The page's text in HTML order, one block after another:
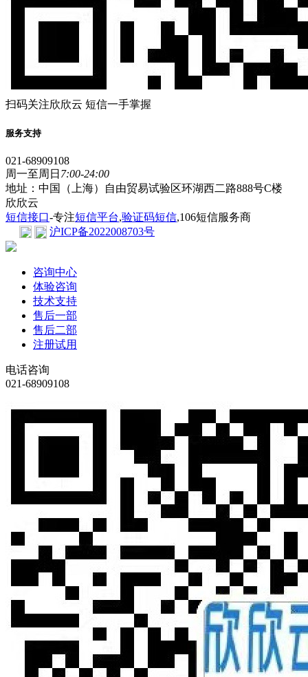
扫码关注欣欣云 短信一手掌握
服务支持
021-68909108
周一至周日 7:00-24:00
地址：中国（上海）自由贸易试验区环湖西二路888号C楼
欣欣云
短信接口-专注短信平台,验证码短信,106短信服务商
沪ICP备2022008703号
咨询中心
体验咨询
技术支持
售后一部
售后二部
注册试用
电话咨询
021-68909108